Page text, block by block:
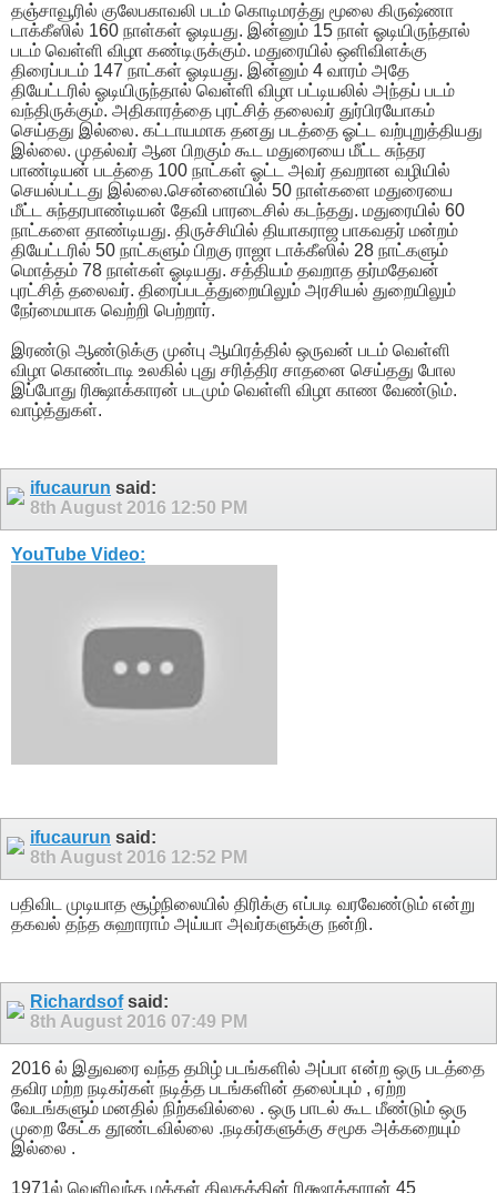
தஞ்சாவூரில் குலேபகாவலி படம் கொடிமரத்து மூலை கிருஷ்ணா
டாக்கீஸில் 160 நாள்கள் ஓடியது. இன்னும் 15 நாள் ஓடியிருந்தால்
படம் வெள்ளி விழா கண்டிருக்கும். மதுரையில் ஒளிவிளக்கு
திரைப்படம் 147 நாட்கள் ஓடியது. இன்னும் 4 வாரம் அதே
தியேட்டரில் ஓடியிருந்தால் வெள்ளி விழா பட்டியலில் அந்தப் படம்
வந்திருக்கும். அதிகாரத்தை புரட்சித் தலைவர் துர்பிரயோகம்
செய்தது இல்லை. கட்டாயமாக தனது படத்தை ஓட்ட வற்புறுத்தியது
இல்லை. முதல்வர் ஆன பிறகும் கூட மதுரையை மீட்ட சுந்தர
பாண்டியன் படத்தை 100 நாட்கள் ஓட்ட அவர் தவறான வழியில்
செயல்பட்டது இல்லை.சென்னையில் 50 நாள்களை மதுரையை
மீட்ட சுந்தரபாண்டியன் தேவி பாரடைசில் கடந்தது. மதுரையில் 60
நாட்களை தாண்டியது. திருச்சியில் தியாகராஜ பாகவதர் மன்றம்
தியேட்டரில் 50 நாட்களும் பிறகு ராஜா டாக்கீஸில் 28 நாட்களும்
மொத்தம் 78 நாள்கள் ஓடியது. சத்தியம் தவறாத தர்மதேவன்
புரட்சித் தலைவர். திரைப்படத்துறையிலும் அரசியல் துறையிலும்
நேர்மையாக வெற்றி பெற்றார்.
இரண்டு ஆண்டுக்கு முன்பு ஆயிரத்தில் ஒருவன் படம் வெள்ளி
விழா கொண்டாடி உலகில் புது சரித்திர சாதனை செய்தது போல
இப்போது ரிக்ஷாக்காரன் படமும் வெள்ளி விழா காண வேண்டும்.
வாழ்த்துகள்.
ifucaurun said:
8th August 2016 12:50 PM
YouTube Video:
ifucaurun said:
8th August 2016 12:52 PM
பதிவிட முடியாத சூழ்நிலையில் திரிக்கு எப்படி வரவேண்டும் என்று
தகவல் தந்த சுஹாராம் அய்யா அவர்களுக்கு நன்றி.
Richardsofsaid:
8th August 2016 07:49 PM
2016 ல் இதுவரை வந்த தமிழ் படங்களில் அப்பா என்ற ஒரு படத்தை
தவிர மற்ற நடிகர்கள் நடித்த படங்களின் தலைப்பும் , ஏற்ற
வேடங்களும் மனதில் நிற்கவில்லை . ஒரு பாடல் கூட மீண்டும் ஒரு
முறை கேட்க தூண்டவில்லை .நடிகர்களுக்கு சமூக அக்கறையும்
இல்லை .
1971ல் வெளிவந்த மக்கள் திலகத்தின் ரிக்ஷாக்காரன் 45